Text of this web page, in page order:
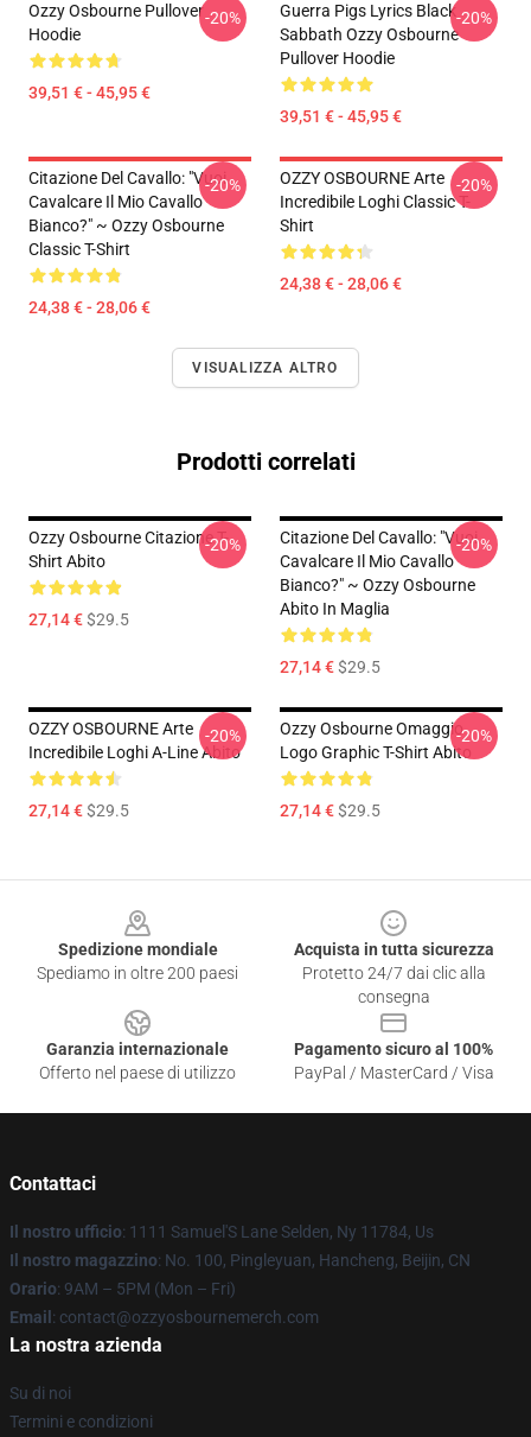
Ozzy Osbourne Pullover
Hoodie
39,51 € - 45,95 €
-20%
Guerra Pigs Lyrics Black
Sabbath Ozzy Osbourne
Pullover Hoodie
39,51 € - 45,95 €
-20%
Citazione Del Cavallo: "Vuoi
Cavalcare Il Mio Cavallo
Bianco?" ~ Ozzy Osbourne
Classic T-Shirt
24,38 € - 28,06 €
-20%
OZZY OSBOURNE Arte
Incredibile Loghi Classic T-
Shirt
24,38 € - 28,06 €
-20%
VISUALIZZA ALTRO
Prodotti correlati
Ozzy Osbourne Citazione T-
Shirt Abito
27,14 €$29.5
-20%
Citazione Del Cavallo: "Vuoi
Cavalcare Il Mio Cavallo
Bianco?" ~ Ozzy Osbourne
Abito In Maglia
27,14 €$29.5
-20%
OZZY OSBOURNE Arte
Incredibile Loghi A-Line Abito
27,14 €$29.5
-20%
Ozzy Osbourne Omaggio
Logo Graphic T-Shirt Abito
27,14 €$29.5
-20%
Spedizione mondiale
Spediamo in oltre 200 paesi
Acquista in tutta sicurezza
Protetto 24/7 dai clic alla
consegna
Garanzia internazionale
Offerto nel paese di utilizzo
Pagamento sicuro al 100%
PayPal / MasterCard / Visa
Contattaci
Il nostro ufficio: 1111 Samuel'S Lane Selden, Ny 11784, Us
Il nostro magazzino: No. 100, Pingleyuan, Hancheng, Beijin, CN
Orario: 9AM – 5PM (Mon – Fri)
Email : contact@ozzyosbournemerch.com
La nostra azienda
Su di noi
Termini e condizioni